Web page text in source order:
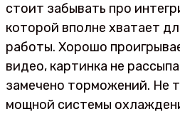
стоит забывать про
которой вполне хватает
работы. Хорошо
видео, картинка не
замечено торможений. Не
мощной системы